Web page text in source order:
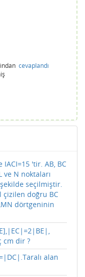
cevaplandı
IACI=15 'tir. AB, BC
ve N noktaları
seçilmiştir.
çizilen doğru BC
dörtgeninin
cm dir ?
alan